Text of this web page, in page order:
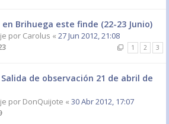
Brihuega este finde (22-23 Junio)
por Carolus « 27 Jun 2012, 21:08
1 2 3
de observación 21 de abril de
por DonQuijote « 30 Abr 2012, 17:07